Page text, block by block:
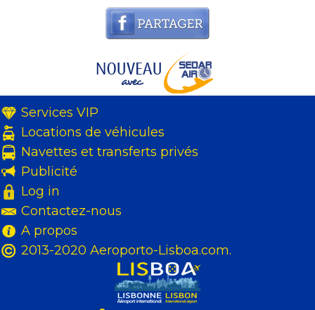
Services VIP
Locations de véhicules
Navettes et transferts privés
Publicité
Log in
Contactez-nous
A propos
2013-2020 Aeroporto-Lisboa.com.